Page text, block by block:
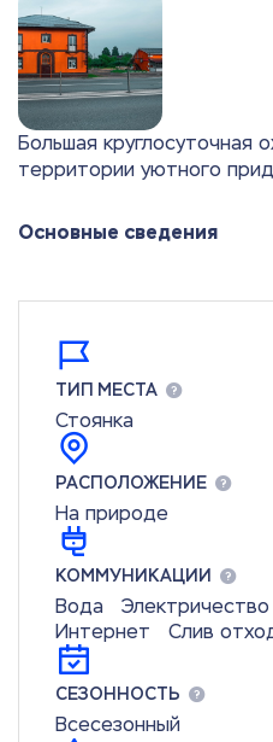
Большая круглосуточная
территории уютного
Основные сведения
ТИП МЕСТА
Стоянка
РАСПОЛОЖЕНИЕ
На природе
КОММУНИКАЦИИ
Вода
Электричество
Интернет
Слив
СЕЗОННОСТЬ
Всесезонный